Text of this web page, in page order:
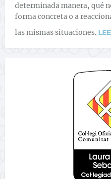
determinada manera, qué
forma concreta o a
las mismas situaciones.